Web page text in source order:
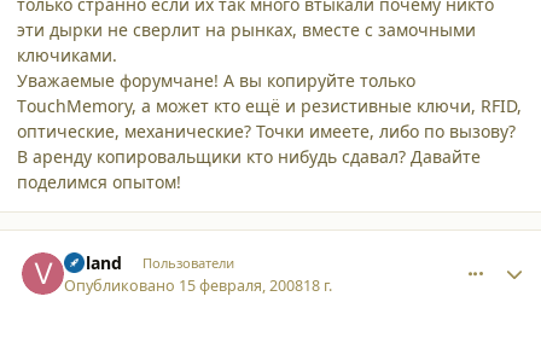
эти дырки не сверлит на рынках, вместе с замочными
ключиками.
Уважаемые форумчане! А вы копируйте только
ТouchМemory, а может кто ещё и резистивные ключи, RFID,
оптические, механические? Точки имеете, либо по вызову?
В аренду копировальщики кто нибудь сдавал? Давайте
поделимся опытом!
Voland Пользователи
Опубликовано 15 февраля, 200818 г.